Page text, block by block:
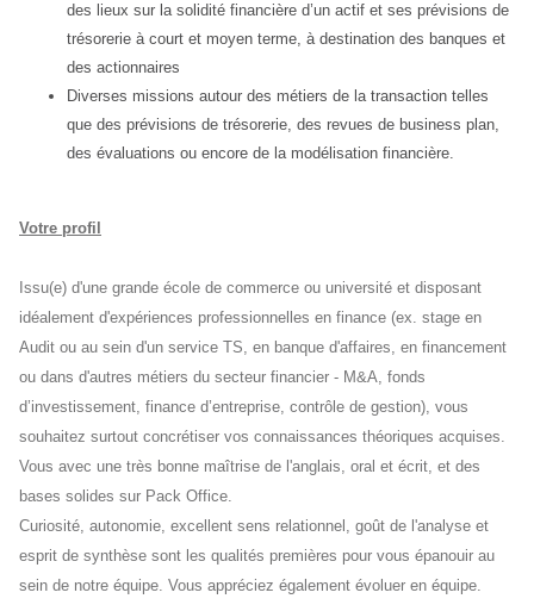
des lieux sur la solidité financière d’un actif et ses prévisions de
trésorerie à court et moyen terme, à destination des banques et
des actionnaires
Diverses missions autour des métiers de la transaction telles
que des prévisions de trésorerie, des revues de business plan,
des évaluations ou encore de la modélisation financière.
Votre profil
Issu(e) d'une grande école de commerce ou université et disposant
idéalement d'expériences professionnelles en finance (ex. stage en
Audit ou au sein d'un service TS, en banque d'affaires, en financement
ou dans d'autres métiers du secteur financier - M&A, fonds
d’investissement, finance d’entreprise, contrôle de gestion), vous
souhaitez surtout concrétiser vos connaissances théoriques acquises.
Vous avec une très bonne maîtrise de l'anglais, oral et écrit, et des
bases solides sur Pack Office.
Curiosité, autonomie, excellent sens relationnel, goût de l'analyse et
esprit de synthèse sont les qualités premières pour vous épanouir au
sein de notre équipe. Vous appréciez également évoluer en équipe.